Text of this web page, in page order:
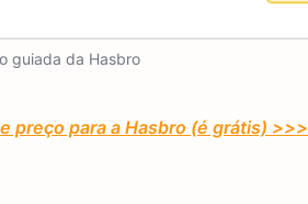
guiada da Hasbro
preço para a Hasbro (é grátis) >>>